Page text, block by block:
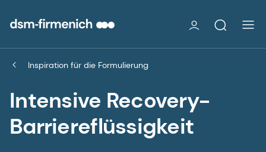
Inspiration für die Formulierung
Intensive Recovery-
Barriereflüssigkeit